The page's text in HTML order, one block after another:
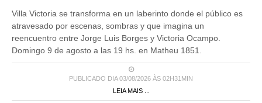
Villa Victoria se transforma en un laberinto donde el público es
atravesado por escenas, sombras y que imagina un
reencuentro entre Jorge Luis Borges y Victoria Ocampo.
Domingo 9 de agosto a las 19 hs. en Matheu 1851.
PUBLICADO DIA 03/08/2026 ÀS 02H31MIN
LEIA MAIS ...